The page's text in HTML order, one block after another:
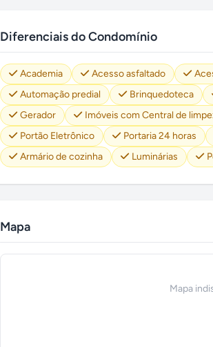
Diferenciais do Condomínio
Academia Acesso asfaltado
Automação predial
Brinquedoteca
Gerador
Imóveis com Central de
Portão Eletrônico
Portaria 24 horas
Armário de cozinha
Luminárias
Mapa
Mapa